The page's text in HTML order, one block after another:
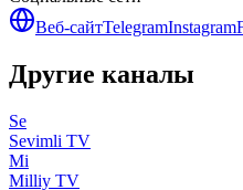
Веб-сайтTelegramInstagram
Другие каналы
Se
Sevimli TV
Mi
Milliy TV